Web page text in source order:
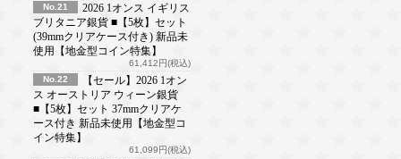
No.21
2026 1オンス イギリス
ブリタニア銀貨 ■【5枚】セット
(39mmクリアケース付き) 新品未
使用【地金型コイン特集】
61,412円(税込)
No.22
【セール】2026 1オン
ス オーストリア ウィーン銀貨
■【5枚】セット 37mmクリアケ
ース付き 新品未使用【地金型コ
イン特集】
61,099円(税込)